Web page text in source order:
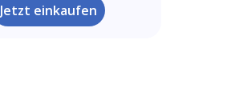
Jetzt einkaufen